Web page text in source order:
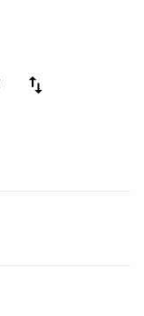
品とIPを紹介しま